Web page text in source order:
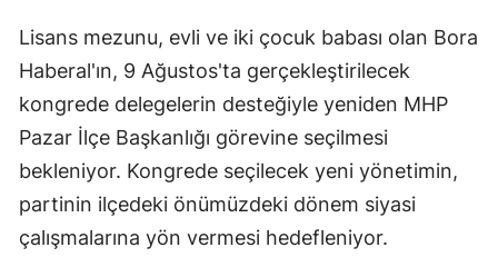
Lisans mezunu, evli ve iki çocuk babası olan Bora
Haberal'ın, 9 Ağustos'ta gerçekleştirilecek
kongrede delegelerin desteğiyle yeniden MHP
Pazar İlçe Başkanlığı görevine seçilmesi
bekleniyor. Kongrede seçilecek yeni yönetimin,
partinin ilçedeki önümüzdeki dönem siyasi
çalışmalarına yön vermesi hedefleniyor.